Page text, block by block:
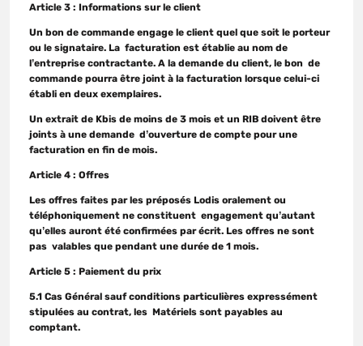
Article 3 : Informations sur le client
Un bon de commande engage le client quel que soit le porteur
ou le signataire. La facturation est établie au nom de
l’entreprise contractante. A la demande du client, le bon de
commande pourra être joint à la facturation lorsque celui-ci
établi en deux exemplaires.
Un extrait de Kbis de moins de 3 mois et un RIB doivent être
joints à une demande d’ouverture de compte pour une
facturation en fin de mois.
Article 4 : Offres
Les offres faites par les préposés Lodis oralement ou
téléphoniquement ne constituent engagement qu’autant
qu’elles auront été confirmées par écrit. Les offres ne sont
pas valables que pendant une durée de 1 mois.
Article 5 : Paiement du prix
5.1 Cas Général sauf conditions particulières expressément
stipulées au contrat, les Matériels sont payables au
comptant.